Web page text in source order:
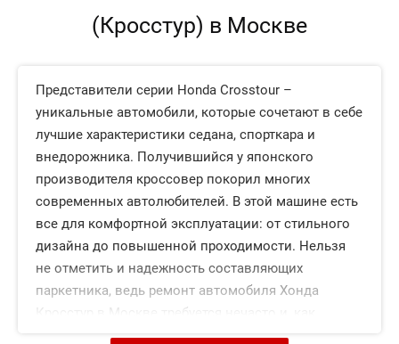
(Кросстур) в Москве
Представители серии Honda Crosstour –
уникальные автомобили, которые сочетают в себе
лучшие характеристики седана, спорткара и
внедорожника. Получившийся у японского
производителя кроссовер покорил многих
современных автолюбителей. В этой машине есть
все для комфортной эксплуатации: от стильного
дизайна до повышенной проходимости. Нельзя
не отметить и надежность составляющих
паркетника, ведь ремонт автомобиля Хонда
Кросстур в Москве требуется нечасто и, как
правило, обходится дешево.